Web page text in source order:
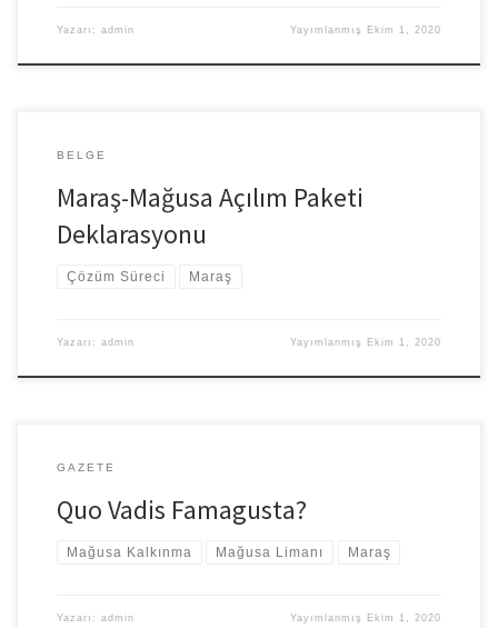
Yazarı: admin Yayımlanmış Ekim 1, 2020
BELGE
Maraş-Mağusa Açılım Paketi
Deklarasyonu
Çözüm Süreci Maraş
Yazarı: admin Yayımlanmış Ekim 1, 2020
GAZETE
Quo Vadis Famagusta?
Mağusa Kalkınma Mağusa Limanı Maraş
Yazarı: admin Yayımlanmış Ekim 1, 2020